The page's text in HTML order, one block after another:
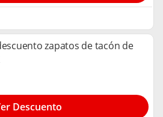
zapatos de tacón de
Descuento